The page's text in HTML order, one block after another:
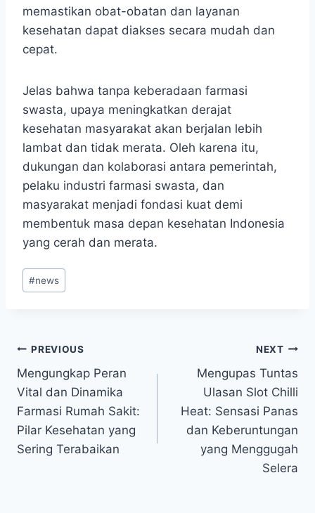
memastikan obat-obatan dan layanan
kesehatan dapat diakses secara mudah dan
cepat.
Jelas bahwa tanpa keberadaan farmasi
swasta, upaya meningkatkan derajat
kesehatan masyarakat akan berjalan lebih
lambat dan tidak merata. Oleh karena itu,
dukungan dan kolaborasi antara pemerintah,
pelaku industri farmasi swasta, dan
masyarakat menjadi fondasi kuat demi
membentuk masa depan kesehatan Indonesia
yang cerah dan merata.
Post
Tags:
#news
Post
navigation
PREVIOUS
Mengungkap Peran
Vital dan Dinamika
Farmasi Rumah Sakit:
Pilar Kesehatan yang
Sering Terabaikan
NEXT
Mengupas Tuntas
Ulasan Slot Chilli
Heat: Sensasi Panas
dan Keberuntungan
yang Menggugah
Selera